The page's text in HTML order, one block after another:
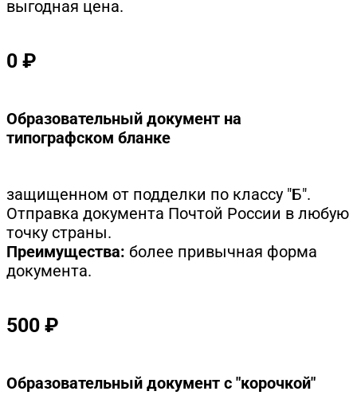
выгодная цена.
0 ₽
Образовательный документ на
типографском бланке
защищенном от подделки по классу "Б".
Отправка документа Почтой России в любую
точку страны.
Преимущества: более привычная форма
документа.
500 ₽
Образовательный документ с "корочкой"